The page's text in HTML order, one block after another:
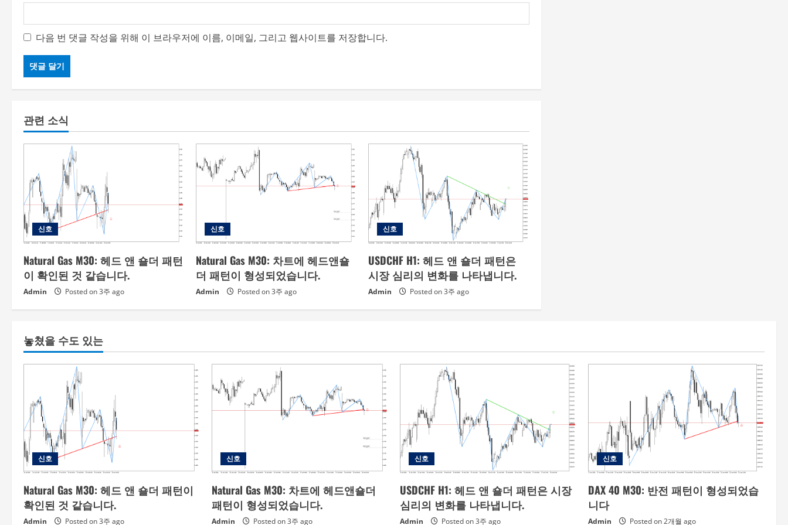
다음 번 댓글 작성을 위해 이 브라우저에 이름, 이메일, 그리고 웹사이트를 저장합니다.
관련 소식
신호
Natural Gas M30: 헤드 앤 숄더 패턴
이 확인된 것 같습니다.
Admin Posted on 3주 ago
신호
Natural Gas M30: 차트에 헤드앤숄
더 패턴이 형성되었습니다.
Admin Posted on 3주 ago
신호
USDCHF H1: 헤드 앤 숄더 패턴은
시장 심리의 변화를 나타냅니다.
Admin Posted on 3주 ago
놓쳤을 수도 있는
신호
Natural Gas M30: 헤드 앤 숄더 패턴이
확인된 것 같습니다.
Admin Posted on 3주 ago
신호
Natural Gas M30: 차트에 헤드앤숄더
패턴이 형성되었습니다.
Admin Posted on 3주 ago
신호
USDCHF H1: 헤드 앤 숄더 패턴은 시장
심리의 변화를 나타냅니다.
Admin Posted on 3주 ago
신호
DAX 40 M30: 반전 패턴이 형성되었습
니다
Admin Posted on 2개월 ago